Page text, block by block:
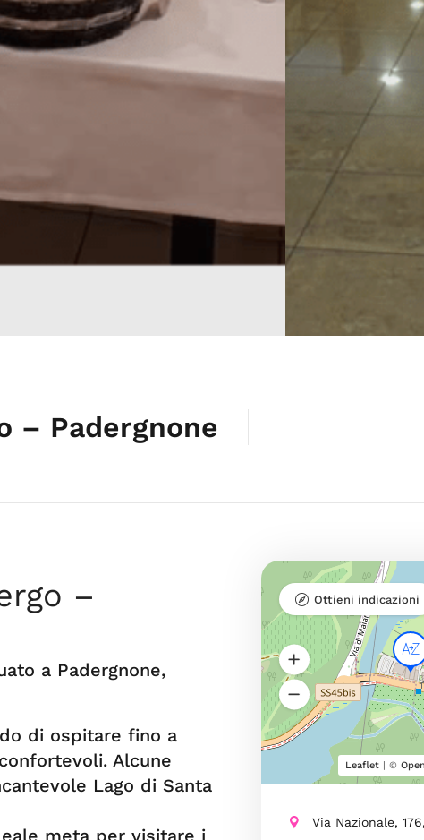
– Padergnone
–
a Padergnone,
di ospitare fino a
Alcune
Lago di Santa
meta per visitare i
Leaflet| ©
Ottieni indicazioni
Via Nazionale,